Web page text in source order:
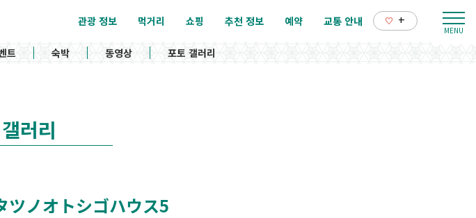
관광 정보 먹거리 쇼핑 추천 정보 예약 교통 안내 +
트 숙박 동영상 포토 갤러리
러리
ノオトシゴハウス5